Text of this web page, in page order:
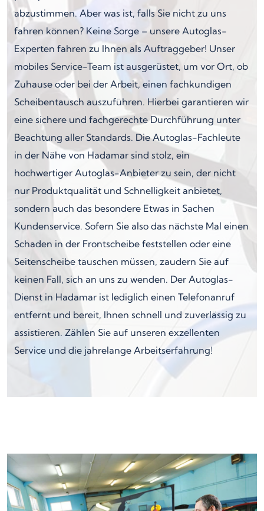
abzustimmen. Aber was ist, falls Sie nicht zu uns
fahren können? Keine Sorge – unsere Autoglas-
Experten fahren zu Ihnen als Auftraggeber! Unser
mobiles Service-Team ist ausgerüstet, um vor Ort, ob
Zuhause oder bei der Arbeit, einen fachkundigen
Scheibentausch auszuführen. Hierbei garantieren wir
eine sichere und fachgerechte Durchführung unter
Beachtung aller Standards. Die Autoglas-Fachleute
in der Nähe von Hadamar sind stolz, ein
hochwertiger Autoglas-Anbieter zu sein, der nicht
nur Produktqualität und Schnelligkeit anbietet,
sondern auch das besondere Etwas in Sachen
Kundenservice. Sofern Sie also das nächste Mal einen
Schaden in der Frontscheibe feststellen oder eine
Seitenscheibe tauschen müssen, zaudern Sie auf
keinen Fall, sich an uns zu wenden. Der Autoglas-
Dienst in Hadamar ist lediglich einen Telefonanruf
entfernt und bereit, Ihnen schnell und zuverlässig zu
assistieren. Zählen Sie auf unseren exzellenten
Service und die jahrelange Arbeitserfahrung!